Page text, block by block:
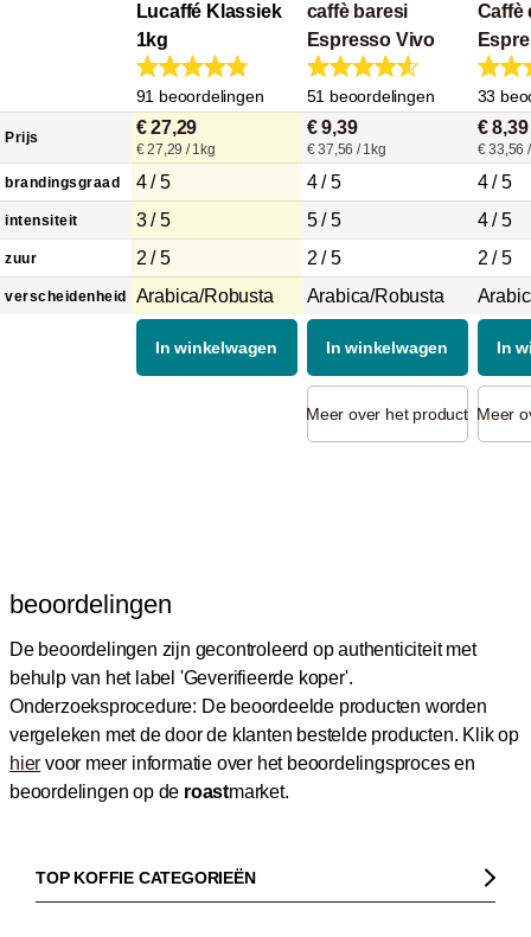
Prijs
brandingsgraad
intensiteit
zuur
verscheidenheid
Lucaffé Klassiek
1kg
91 beoordelingen
€ 27,29
€ 27,29 / 1kg
4 / 5
3 / 5
2 / 5
Arabica/Robusta
In winkelwagen
caffè baresi
Espresso Vivo
51 beoordelingen
€ 9,39
€ 37,56 / 1kg
4 / 5
5 / 5
2 / 5
Arabica/Robusta
In winkelwagen
Meer over het product
Caffè
Bar
33
€ 8,39
€ 33,56
4 / 5
4 / 5
2 / 5
In
Meer
beoordelingen
De beoordelingen zijn gecontroleerd op authenticiteit met
behulp van het label 'Geverifieerde koper'.
Onderzoeksprocedure: De beoordeelde producten worden
vergeleken met de door de klanten bestelde producten. Klik op
hier voor meer informatie over het beoordelingsproces en
beoordelingen op de roastmarket.
TOP KOFFIE CATEGORIEËN